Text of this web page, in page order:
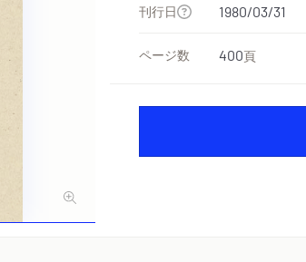
刊行日 1980/03/31
ページ数 400頁